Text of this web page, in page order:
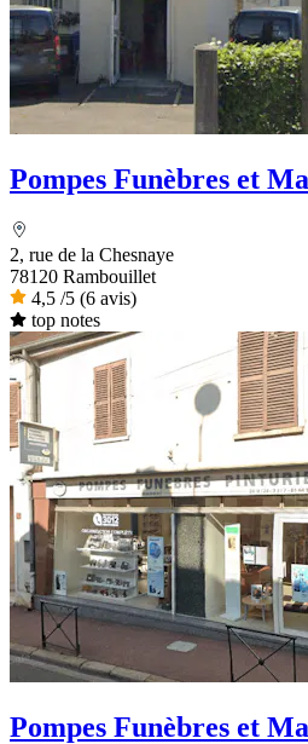
Pompes Funèbres et
2, rue de la Chesnaye
78120 Rambouillet
4,5 /5 (6 avis)
top notes
Pompes Funèbres et